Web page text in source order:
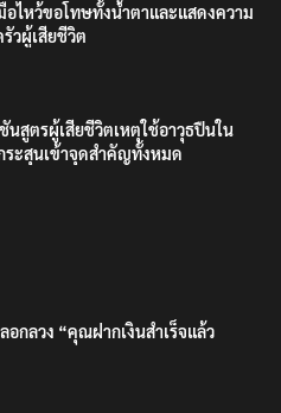
อไหว้ขอโทษทั้งน้ำตาและแสดงความ
วผู้เสียชีวิต
นสูตรผู้เสียชีวิตเหตุใช้อาวุธปืนใน
กระสุนเข้าจุดสำคัญทั้งหมด
อกลวง “คุณฝากเงินสำเร็จแล้ว